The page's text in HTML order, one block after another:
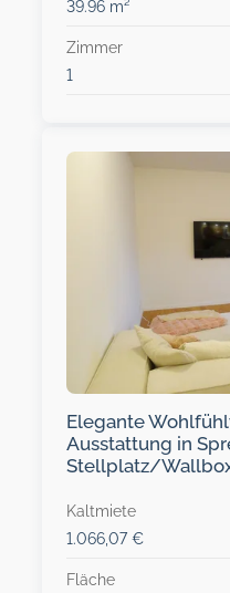
39.96 m²
Zimmer
1
Elegante
Ausstattung in
Stellplatz/
Kaltmiete
1.066,07 €
Fläche